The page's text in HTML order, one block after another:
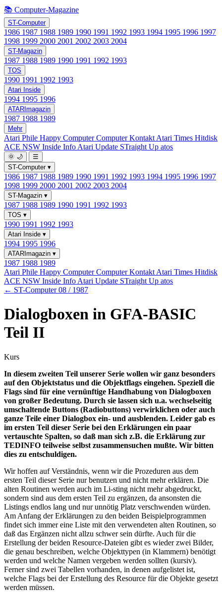
📚 Computer-Magazine
ST-Computer
1986 1987 1988 1989 1990 1991 1992 1993 1994 1995 1996 1997
1998 1999 2000 2001 2002 2003 2004
ST-Magazin
1987 1988 1989 1990 1991 1992 1993
TOS
1990 1991 1992 1993
Atari Inside
1994 1995 1996
ATARImagazin
1987 1988 1989
Mehr
Atari Phile Happy ComputerComputer Kontakt Atari Times Hitdisk
ACE NSW Inside Info Atari Update STraight Up atos
🌞 🌙
☰
ST-Computer ▾
1986 1987 1988 1989 1990 1991 1992 1993 1994 1995 1996 1997
1998 1999 2000 2001 2002 2003 2004
ST-Magazin ▾
1987 1988 1989 1990 1991 1992 1993
TOS ▾
1990 1991 1992 1993
Atari Inside ▾
1994 1995 1996
ATARImagazin ▾
1987 1988 1989
Atari Phile Happy ComputerComputer Kontakt Atari Times Hitdisk
ACE NSW Inside Info Atari Update STraight Up atos
← ST-Computer 08 / 1987
Dialogboxen in GFA-BASIC
Teil II
Kurs
In diesem zweiten Teil unserer Serie wollen wir ganz besonders
auf den Objektstatus und die Objektflags eingehen. Speziell die
Flags sind für eine vernünftige Handhabung von Dialogboxen
von großer Bedeutung. Durch sie lassen sich u.a. wechselseitig
umschaltende Buttons (Radiobuttons) verwirklichen oder auch
ganze Teile einer Dialogbox ein- und ausblenden. Leider gab es
im ersten Teil dieser Serie bei den Erklärungen ein paar
vertauschte Spalten, so daß man sich z.B. die Erklärung zur
TEDINFO teilweise selbst zusammensuchen mußte. Wir bitten
dies zu entschuldigen.
Wir hoffen auf Verständnis, wenn wir die Prozeduren aus dem
ersten Teil dieser Serie nur benutzen und nicht mehr erklären. Die
alten Routinen werden auch im Li-sting nicht mehr abgedruckt,
sondern sind aus dem ersten Teil zu ergänzen, da ansonsten die
Listings endlos lang und nur unnötig Platz verschwenden würden.
Am Anfang der Erklärungen zu den beiden Beispielprogrammen
findet sich immer eine Liste mit den verwendeten alten Routinen, so
daß das Ergänzen nicht allzu schwer sein dürfte. Auch für die
Erstellung der beiden Resource-Dateien gibt es wieder zwei Bilder,
die genau beschreiben, welche Objekttypen (in Klammern) benötigt
werden und welche Namen vergeben werden sollten (kursiv).
Ferner sind zwei Tabellen vorhanden, in denen aufgelistet ist,
welche Flags bei der Erstellung des Resource für die Objekte gesetzt
werden müssen.